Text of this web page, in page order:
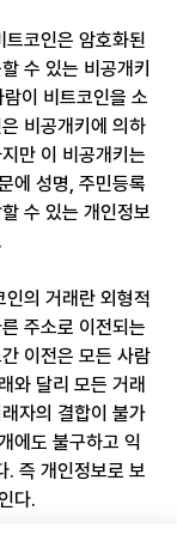
코인은 암호화된
수 있는 비공개키
이 비트코인을 소
비공개키에 의하
만 이 비공개키는
에 성명, 주민등록
수 있는 개인정보
의 거래란 외형적
주소로 이전되는
이전은 모든 사람
와 달리 모든 거래
자의 결합이 불가
에도 불구하고 익
. 즉 개인정보로 보
다.